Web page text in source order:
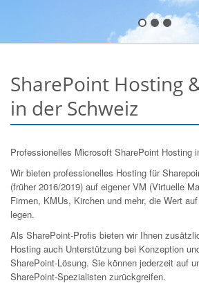
SharePoint Hosting
in der Schweiz
Professionelles Microsoft SharePoint Hosting
Wir bieten professionelles Hosting für
(früher 2016/2019) auf eigener VM (Virtuelle
Firmen, KMUs, Kirchen und mehr, die Wert
legen.
Als SharePoint-Profis bieten wir Ihnen
Hosting auch Unterstützung bei Konzeption
SharePoint-Lösung. Sie können jederzeit auf
SharePoint-Spezialisten zurückgreifen.